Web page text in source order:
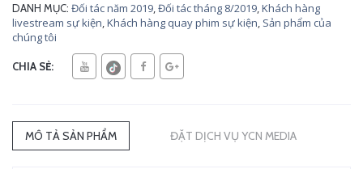
DANH MỤC: Đối tác năm 2019,Đối tác tháng 8/2019,Khách hàng
livestream sự kiện,Khách hàng quay phim sự kiện, Sản phẩm của
chúng tôi
CHIA SẺ:
MÔ TẢ SẢN PHẨM ĐẶT DỊCH VỤ YCN MEDIA